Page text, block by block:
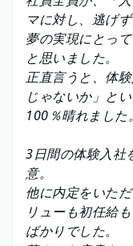
マに対し、逃げ
夢の実現にとっ
と思いました。
正直言うと、体
じゃないか」と
100％晴れました。
3日間の体験入社
意。
他に内定をいた
リューも初任給
ばかりでした。